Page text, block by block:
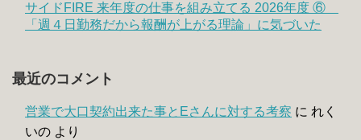
サイドFIRE 来年度の仕事を組み立てる 2026年度 ⑥
「週４日勤務だから報酬が上がる理論」に気づいた
最近のコメント
営業で大口契約出来た事とEさんに対する考察 に れく
いの より